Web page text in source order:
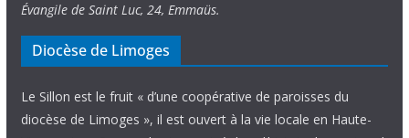
Évangile de Saint Luc, 24, Emmaüs.
Diocèse de Limoges
Le Sillon est le fruit « d’une coopérative de paroisses du
diocèse de Limoges », il est ouvert à la vie locale en Haute-